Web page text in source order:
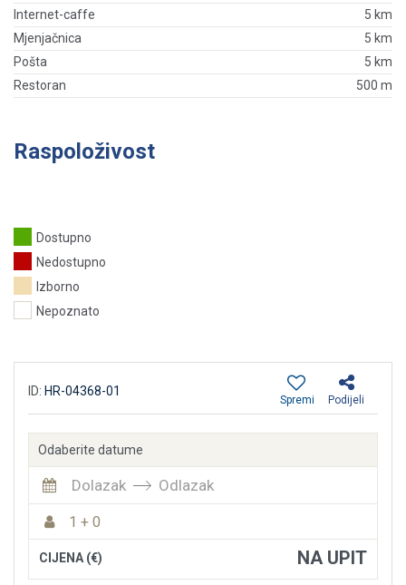
Internet-caffe
5 km
Mjenjačnica
5 km
Pošta
5 km
Restoran
500 m
Raspoloživost
Dostupno
Nedostupno
Izborno
Nepoznato
ID: HR-04368-01
Podijeli
Spremi
Odaberite datume
Dolazak Odlazak
1 + 0
CIJENA (€) NA UPIT